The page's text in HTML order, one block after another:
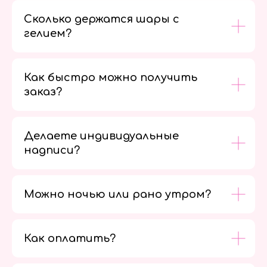
Сколько держатся шары с
гелием?
Как быстро можно получить
заказ?
Делаете индивидуальные
надписи?
Можно ночью или рано утром?
Как оплатить?